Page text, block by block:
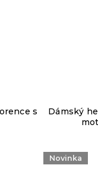
s
Dámský
Novinka